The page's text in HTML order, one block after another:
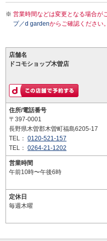
営業時間などは変更となる場合が
プ／d gardenからご確認ください。
店舗名
ドコモショップ木曽店
住所/電話番号
〒397-0001
長野県木曽郡木曽町福島6205-17
TEL： 0120-521-157
TEL： 0264-21-1202
営業時間
午前10時〜午後6時
定休日
毎週木曜